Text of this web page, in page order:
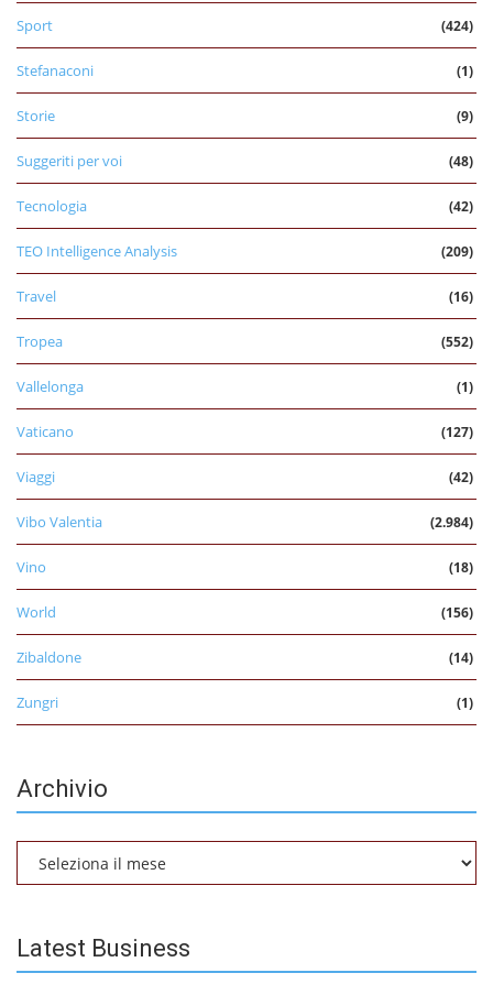
Sport (424)
Stefanaconi (1)
Storie (9)
Suggeriti per voi (48)
Tecnologia (42)
TEO Intelligence Analysis (209)
Travel (16)
Tropea (552)
Vallelonga (1)
Vaticano (127)
Viaggi (42)
Vibo Valentia (2.984)
Vino (18)
World (156)
Zibaldone (14)
Zungri (1)
Archivio
Latest Business